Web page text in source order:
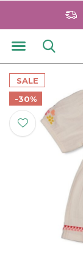
SALE
-30%